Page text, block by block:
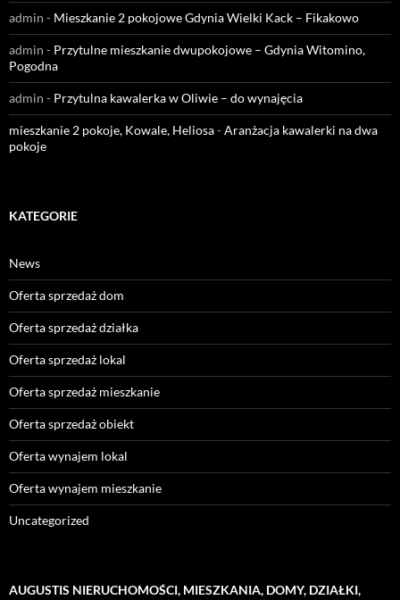
admin - Mieszkanie 2 pokojowe Gdynia Wielki Kack – Fikakowo
admin - Przytulne mieszkanie dwupokojowe – Gdynia Witomino,
Pogodna
admin - Przytulna kawalerka w Oliwie – do wynajęcia
mieszkanie 2 pokoje, Kowale, Heliosa-Aranżacja kawalerki na dwa
pokoje
KATEGORIE
News
Oferta sprzedaż dom
Oferta sprzedaż działka
Oferta sprzedaż lokal
Oferta sprzedaż mieszkanie
Oferta sprzedaż obiekt
Oferta wynajem lokal
Oferta wynajem mieszkanie
Uncategorized
AUGUSTIS NIERUCHOMOŚCI, MIESZKANIA, DOMY, DZIAŁKI,